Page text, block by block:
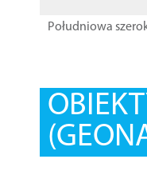
Południowa